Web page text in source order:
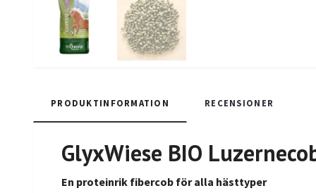
PRODUKTINFORMATION RECENSIONER
GlyxWiese BIO
En proteinrik fibercob för alla hästtyper